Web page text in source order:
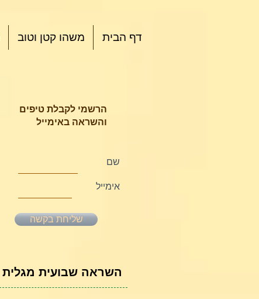
דף הבית משהו קטן וטוב
הרשמי לקבלת טיפים
והשראה באימייל
שם
אימייל
שליחת בקשה
השראה שבועית מגלית